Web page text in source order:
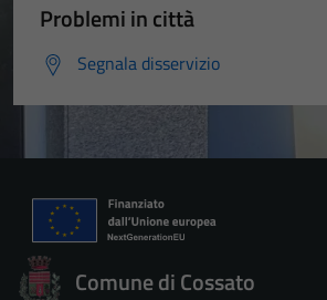
Problemi in città
Segnala disservizio
Comune di Cossato